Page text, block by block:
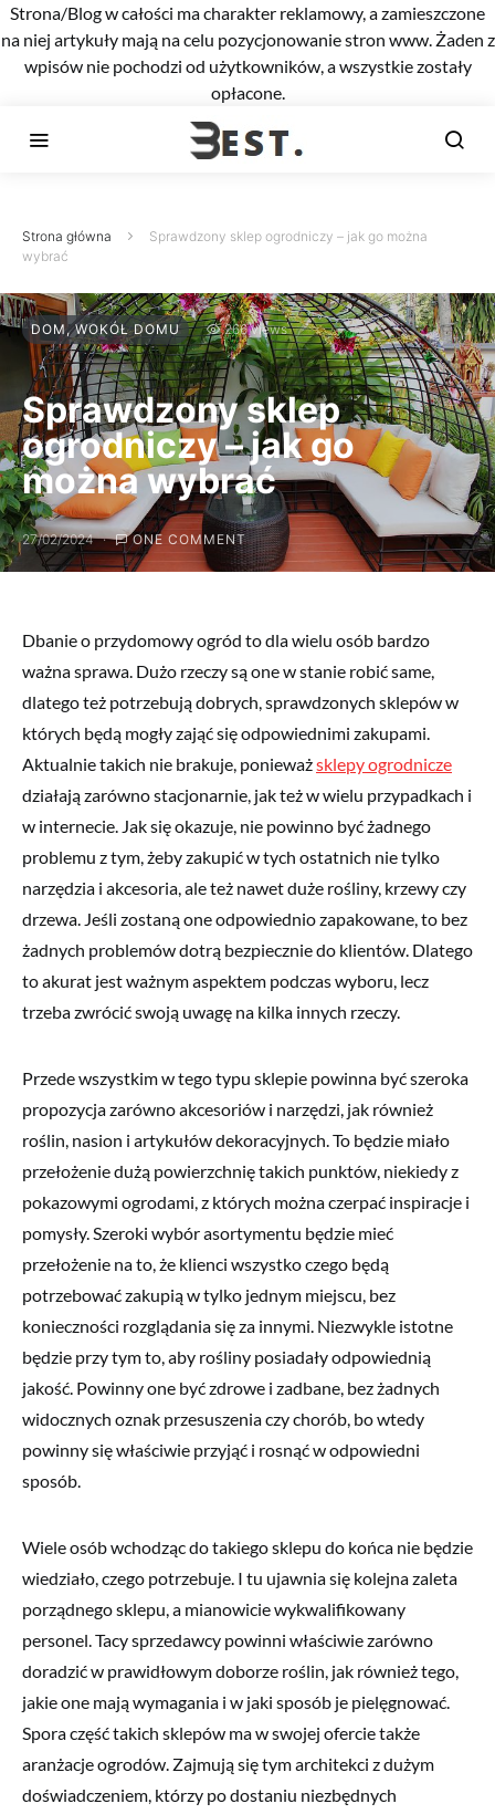
Strona/Blog w całości ma charakter reklamowy, a zamieszczone
na niej artykuły mają na celu pozycjonowanie stron www. Żaden z
wpisów nie pochodzi od użytkowników, a wszystkie zostały
opłacone.
Strona główna
Sprawdzony sklep ogrodniczy – jak go można
wybrać
DOM, WOKÓŁ DOMU 266 views
Sprawdzony sklep
ogrodniczy – jak go
można wybrać
27/02/2024 ONE COMMENT
Dbanie o przydomowy ogród to dla wielu osób bardzo
ważna sprawa. Dużo rzeczy są one w stanie robić same,
dlatego też potrzebują dobrych, sprawdzonych sklepów w
których będą mogły zająć się odpowiednimi zakupami.
Aktualnie takich nie brakuje, ponieważsklepy ogrodnicze
działają zarówno stacjonarnie, jak też w wielu przypadkach i
w internecie. Jak się okazuje, nie powinno być żadnego
problemu z tym, żeby zakupić w tych ostatnich nie tylko
narzędzia i akcesoria, ale też nawet duże rośliny, krzewy czy
drzewa. Jeśli zostaną one odpowiednio zapakowane, to bez
żadnych problemów dotrą bezpiecznie do klientów. Dlatego
to akurat jest ważnym aspektem podczas wyboru, lecz
trzeba zwrócić swoją uwagę na kilka innych rzeczy.
Przede wszystkim w tego typu sklepie powinna być szeroka
propozycja zarówno akcesoriów i narzędzi, jak również
roślin, nasion i artykułów dekoracyjnych. To będzie miało
przełożenie dużą powierzchnię takich punktów, niekiedy z
pokazowymi ogrodami, z których można czerpać inspiracje i
pomysły. Szeroki wybór asortymentu będzie mieć
przełożenie na to, że klienci wszystko czego będą
potrzebować zakupią w tylko jednym miejscu, bez
konieczności rozglądania się za innymi. Niezwykle istotne
będzie przy tym to, aby rośliny posiadały odpowiednią
jakość. Powinny one być zdrowe i zadbane, bez żadnych
widocznych oznak przesuszenia czy chorób, bo wtedy
powinny się właściwie przyjąć i rosnąć w odpowiedni
sposób.
Wiele osób wchodząc do takiego sklepu do końca nie będzie
wiedziało, czego potrzebuje. I tu ujawnia się kolejna zaleta
porządnego sklepu, a mianowicie wykwalifikowany
personel. Tacy sprzedawcy powinni właściwie zarówno
doradzić w prawidłowym doborze roślin, jak również tego,
jakie one mają wymagania i w jaki sposób je pielęgnować.
Spora część takich sklepów ma w swojej ofercie także
aranżacje ogrodów. Zajmują się tym architekci z dużym
doświadczeniem, którzy po dostaniu niezbędnych